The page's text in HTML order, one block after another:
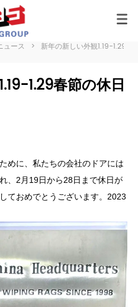
ュース > 新年の新しい外観1.19-1.29春
1.29春節の休日